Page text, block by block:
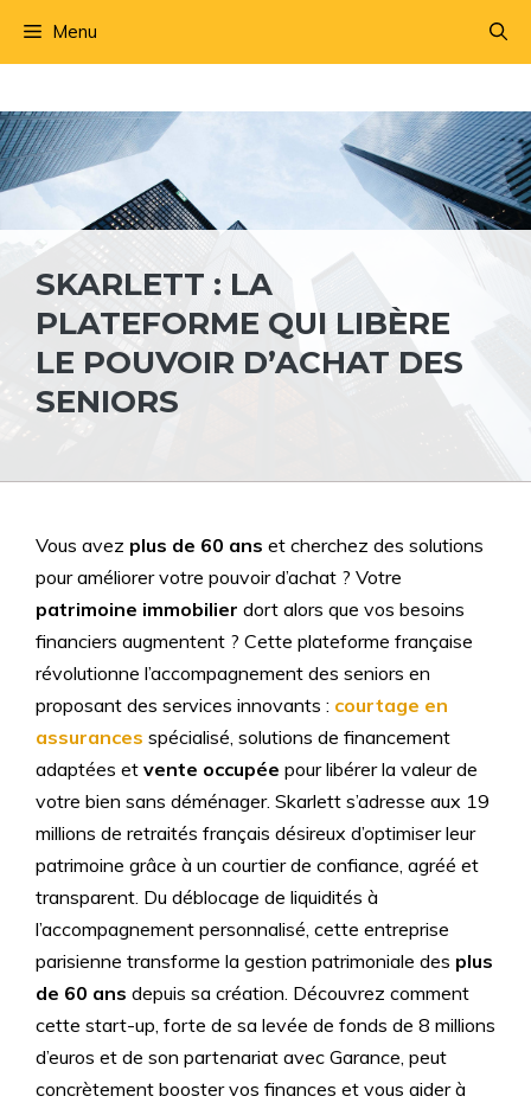
Menu
SKARLETT : LA
PLATEFORME QUI LIBÈRE
LE POUVOIR D’ACHAT DES
SENIORS
Vous avez plus de 60 ans et cherchez des solutions
pour améliorer votre pouvoir d’achat ? Votre
patrimoine immobilier dort alors que vos besoins
financiers augmentent ? Cette plateforme française
révolutionne l’accompagnement des seniors en
proposant des services innovants : courtage en
assurances spécialisé, solutions de financement
adaptées et vente occupée pour libérer la valeur de
votre bien sans déménager. Skarlett s’adresse aux 19
millions de retraités français désireux d’optimiser leur
patrimoine grâce à un courtier de confiance, agréé et
transparent. Du déblocage de liquidités à
l’accompagnement personnalisé, cette entreprise
parisienne transforme la gestion patrimoniale des plus
de 60 ans depuis sa création. Découvrez comment
cette start-up, forte de sa levée de fonds de 8 millions
d’euros et de son partenariat avec Garance, peut
concrètement booster vos finances et vous aider à